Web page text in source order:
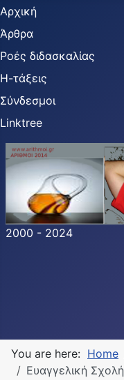
Αρχική
Άρθρα
Ροές διδασκαλίας
Η-τάξεις
Σύνδεσμοι
Linktree
2000 - 2024
You are here: Home
Ευαγγελική